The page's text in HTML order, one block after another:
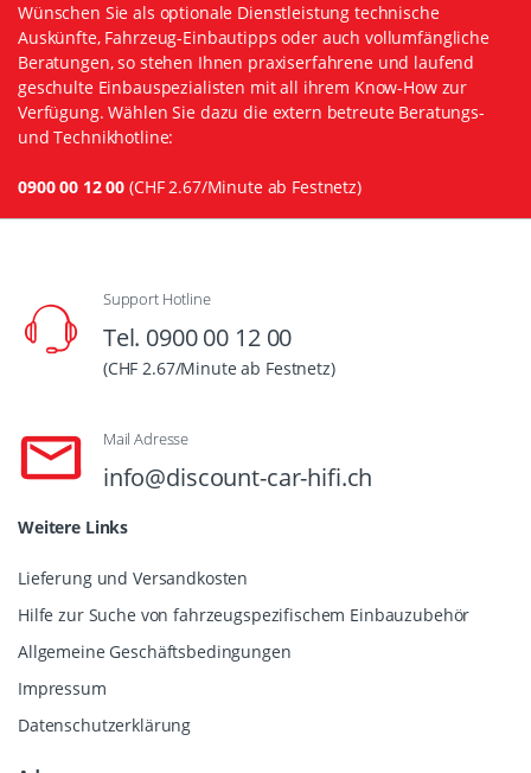
Wünschen Sie als optionale Dienstleistung technische
Auskünfte, Fahrzeug-Einbautipps oder auch vollumfängliche
Beratungen, so stehen Ihnen praxiserfahrene und laufend
geschulte Einbauspezialisten mit all ihrem Know-How zur
Verfügung. Wählen Sie dazu die extern betreute Beratungs-
und Technikhotline:
0900 00 12 00 (CHF 2.67/Minute ab Festnetz)
Support Hotline
Tel. 0900 00 12 00
(CHF 2.67/Minute ab Festnetz)
Mail Adresse
info@discount-car-hifi.ch
Weitere Links
Lieferung und Versandkosten
Hilfe zur Suche von fahrzeugspezifischem Einbauzubehör
Allgemeine Geschäftsbedingungen
Impressum
Datenschutzerklärung